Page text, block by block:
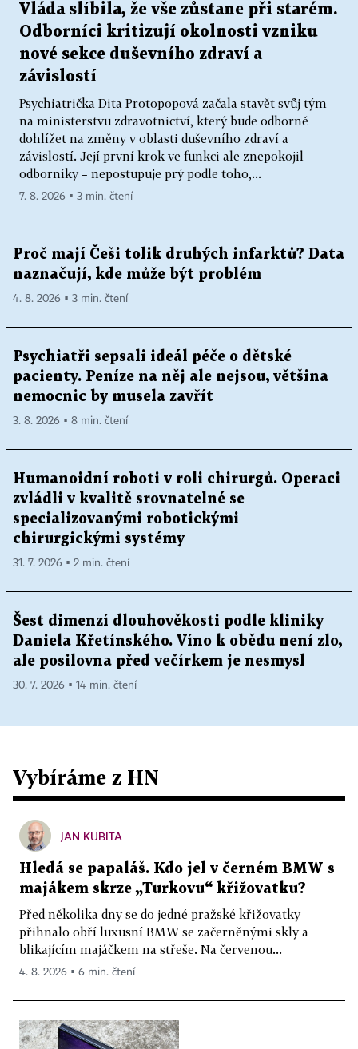
Vláda slíbila, že vše zůstane při starém.
Odborníci kritizují okolnosti vzniku
nové sekce duševního zdraví a
závislostí
Psychiatrička Dita Protopopová začala stavět svůj tým
na ministerstvu zdravotnictví, který bude odborně
dohlížet na změny v oblasti duševního zdraví a
závislostí. Její první krok ve funkci ale znepokojil
odborníky – nepostupuje prý podle toho,...
7. 8. 2026 ▪ 3 min. čtení
Proč mají Češi tolik druhých infarktů? Data
naznačují, kde může být problém
4. 8. 2026 ▪ 3 min. čtení
Psychiatři sepsali ideál péče o dětské
pacienty. Peníze na něj ale nejsou, většina
nemocnic by musela zavřít
3. 8. 2026 ▪ 8 min. čtení
Humanoidní roboti v roli chirurgů. Operaci
zvládli v kvalitě srovnatelné se
specializovanými robotickými
chirurgickými systémy
31. 7. 2026 ▪ 2 min. čtení
Šest dimenzí dlouhověkosti podle kliniky
Daniela Křetínského. Víno k obědu není zlo,
ale posilovna před večírkem je nesmysl
30. 7. 2026 ▪ 14 min. čtení
Vybíráme z HN
JAN KUBITA
Hledá se papaláš. Kdo jel v černém BMW s
majákem skrze „Turkovu“ křižovatku?
Před několika dny se do jedné pražské křižovatky
přihnalo obří luxusní BMW se začerněnými skly a
blikajícím majáčkem na střeše. Na červenou...
4. 8. 2026 ▪ 6 min. čtení